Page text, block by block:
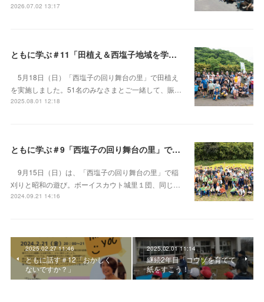
2026.07.02 13:17
ともに学ぶ＃11「田植え＆西塩子地域を学ぼう！」
5月18日（日）「西塩子の回り舞台の里」で田植え
を実施しました。51名のみなさまとご一緒して、賑…
2025.08.01 12:18
ともに学ぶ＃9「西塩子の回り舞台の里」で稲刈りと竹や篠のおもちゃ鉄砲遊び
9月15日（日）は、「西塩子の回り舞台の里」で稲
刈りと昭和の遊び。ボーイスカウト城里１団、同じ…
2024.09.21 14:16
2025.02.27 11:46
ともに話す＃12「おかしく
ないですか？」
2025.02.01 11:14
継続2年目「コウゾを育てて
紙をすこう！」